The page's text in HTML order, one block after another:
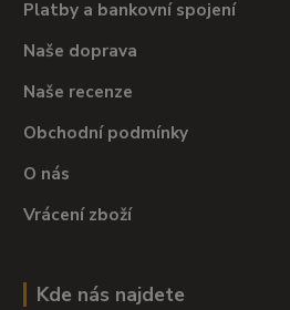
Platby a bankovní spojení
Naše doprava
Naše recenze
Obchodní podmínky
O nás
Vrácení zboží
Kde nás najdete